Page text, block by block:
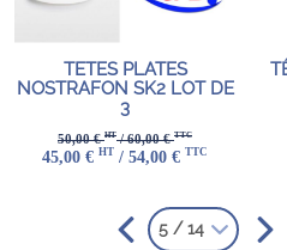
TETES PLATES
NOSTRAFON SK2 LOT DE
3
50,00 €HT/ 60,00 €TTC
45,00 € HT / 54,00 € TTC
5 / 14